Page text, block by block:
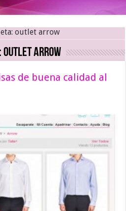
outlet arrow
outlet arrow
de buena calidad al